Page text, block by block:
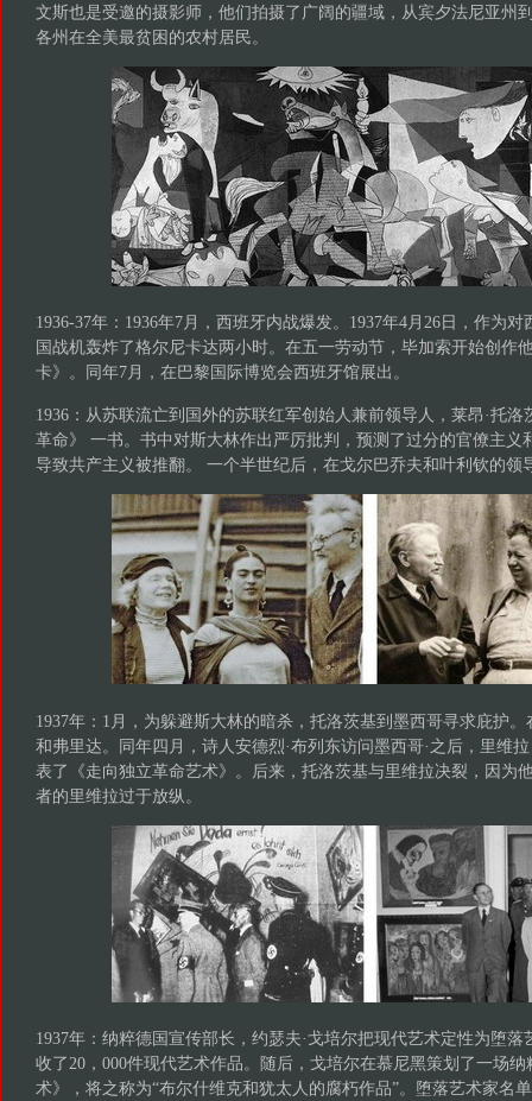
文斯也是受邀的摄影师，他们拍摄了广阔的疆域，从宾夕法尼亚州
各州在全美最贫困的农村居民。
1936-37年：1936年7月，西班牙内战爆发。1937年4月26日，作为
国战机轰炸了格尔尼卡达两小时。在五一劳动节，毕加索开始创作
卡》。同年7月，在巴黎国际博览会西班牙馆展出。
1936：从苏联流亡到国外的苏联红军创始人兼前领导人，莱昂·托
革命》 一书。书中对斯大林作出严厉批判，预测了过分的官僚主义
导致共产主义被推翻。 一个半世纪后，在戈尔巴乔夫和叶利钦的领
1937年：1月，为躲避斯大林的暗杀，托洛茨基到墨西哥寻求庇护
和弗里达。同年四月，诗人安德烈·布列东访问墨西哥·之后，里维
表了《走向独立革命艺术》。后来，托洛茨基与里维拉决裂，因为
者的里维拉过于放纵。
1937年：纳粹德国宣传部长，约瑟夫·戈培尔把现代艺术定性为堕
收了20，000件现代艺术作品。随后，戈培尔在慕尼黑策划了一场
术》，将之称为“布尔什维克和犹太人的腐朽作品”。堕落艺术家名